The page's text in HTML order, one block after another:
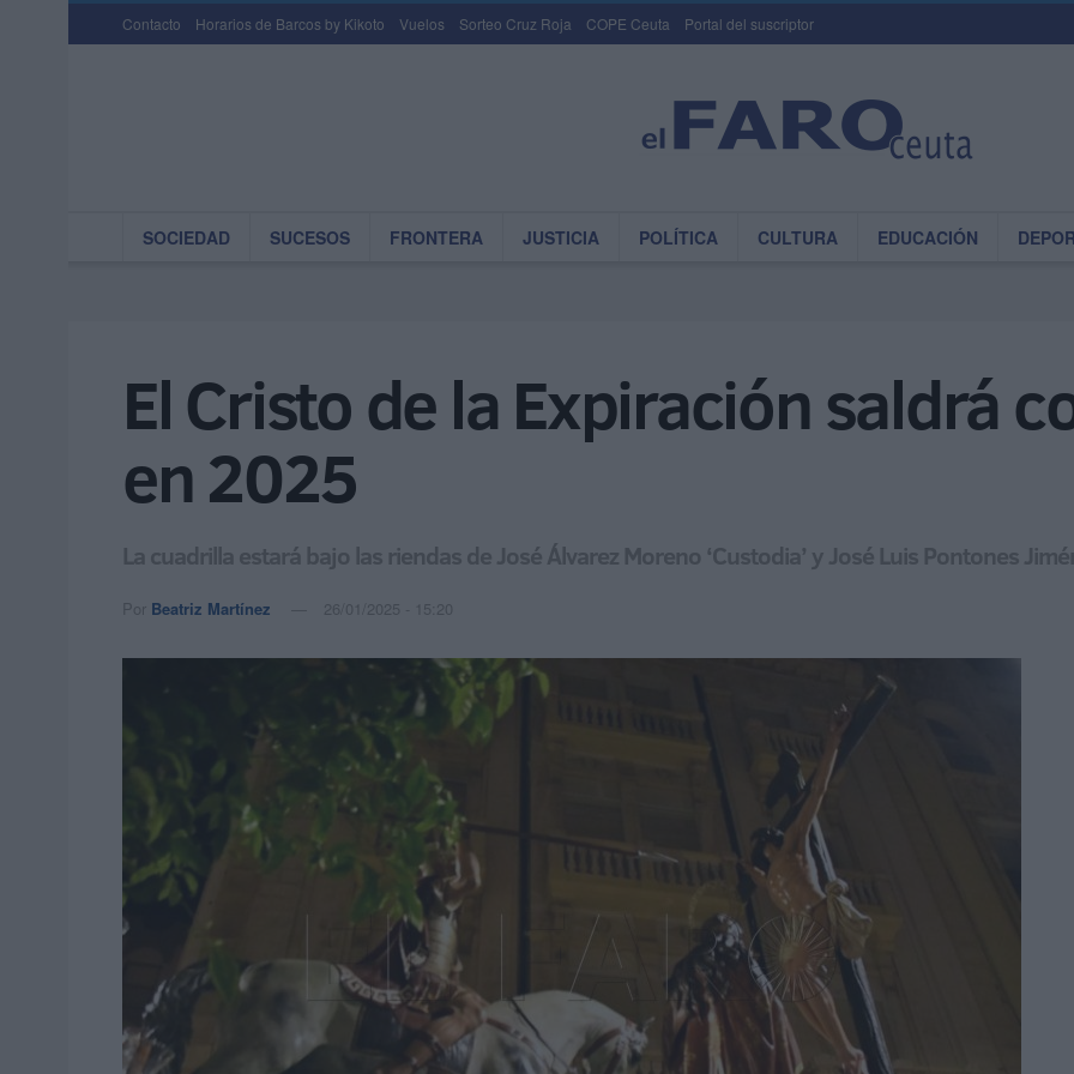
Contacto Horarios de Barcos by Kikoto Vuelos Sorteo Cruz Roja COPE Ceuta Portal del suscriptor
SOCIEDAD SUCESOS FRONTERA JUSTICIA POLÍTICA CULTURA EDUCACIÓN
El Cristo de la Expiración saldrá
en 2025
La cuadrilla estará bajo las riendas de José Álvarez Moreno ‘Custodia’ y José Luis Pontones
Por Beatriz Martínez 26/01/2025 - 15:20